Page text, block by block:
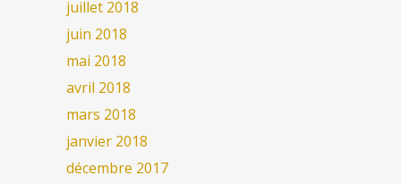
juillet 2018
juin 2018
mai 2018
avril 2018
mars 2018
janvier 2018
décembre 2017